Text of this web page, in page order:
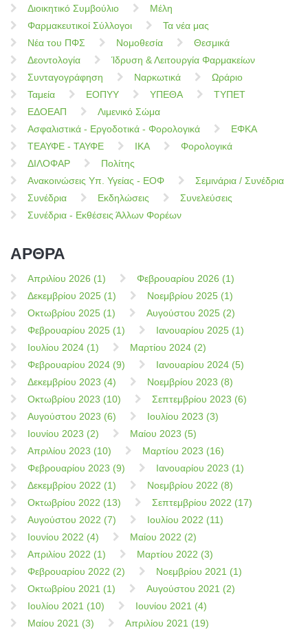
Διοικητικό Συμβούλιο
Μέλη
Φαρμακευτικοί Σύλλογοι
Τα νέα μας
Νέα του ΠΦΣ
Νομοθεσία
Θεσμικά
Δεοντολογία
Ίδρυση & Λειτουργία Φαρμακείων
Συνταγογράφηση
Ναρκωτικά
Ωράριο
Ταμεία
ΕΟΠΥΥ ΥΠΕΘΑ
ΤΥΠΕΤ
ΕΔΟΕΑΠ
Λιμενικό Σώμα
Ασφαλιστικά - Εργοδοτικά - Φορολογικά
ΕΦΚΑ
ΤΕΑΥΦΕ - ΤΑΥΦΕ
ΙΚΑ
Φορολογικά
ΔΙΛΟΦΑΡ
Πολίτης
Ανακοινώσεις Υπ. Υγείας - ΕΟΦ
Σεμινάρια / Συνέδρια
Συνέδρια
Εκδηλώσεις
Συνελεύσεις
Συνέδρια - Εκθέσεις Άλλων Φορέων
ΑΡΘΡΑ
Απριλίου 2026 (1)
Φεβρουαρίου 2026 (1)
Δεκεμβρίου 2025 (1)
Νοεμβρίου 2025 (1)
Οκτωβρίου 2025 (1)
Αυγούστου 2025 (2)
Φεβρουαρίου 2025 (1)
Ιανουαρίου 2025 (1)
Ιουλίου 2024 (1)
Μαρτίου 2024 (2)
Φεβρουαρίου 2024 (9)
Ιανουαρίου 2024 (5)
Δεκεμβρίου 2023 (4)
Νοεμβρίου 2023 (8)
Οκτωβρίου 2023 (10)
Σεπτεμβρίου 2023 (6)
Αυγούστου 2023 (6)
Ιουλίου 2023 (3)
Ιουνίου 2023 (2)
Μαίου 2023 (5)
Απριλίου 2023 (10)
Μαρτίου 2023 (16)
Φεβρουαρίου 2023 (9)
Ιανουαρίου 2023 (1)
Δεκεμβρίου 2022 (1)
Νοεμβρίου 2022 (8)
Οκτωβρίου 2022 (13)
Σεπτεμβρίου 2022 (17)
Αυγούστου 2022 (7)
Ιουλίου 2022 (11)
Ιουνίου 2022 (4)
Μαίου 2022 (2)
Απριλίου 2022 (1)
Μαρτίου 2022 (3)
Φεβρουαρίου 2022 (2)
Νοεμβρίου 2021 (1)
Οκτωβρίου 2021 (1)
Αυγούστου 2021 (2)
Ιουλίου 2021 (10)
Ιουνίου 2021 (4)
Μαίου 2021 (3)
Απριλίου 2021 (19)